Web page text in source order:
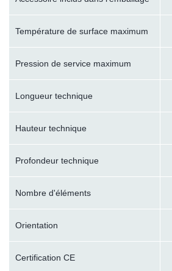
Température de surface maximum
Pression de service maximum
Longueur technique
Hauteur technique
Profondeur technique
Nombre d'éléments
Orientation
Certification CE